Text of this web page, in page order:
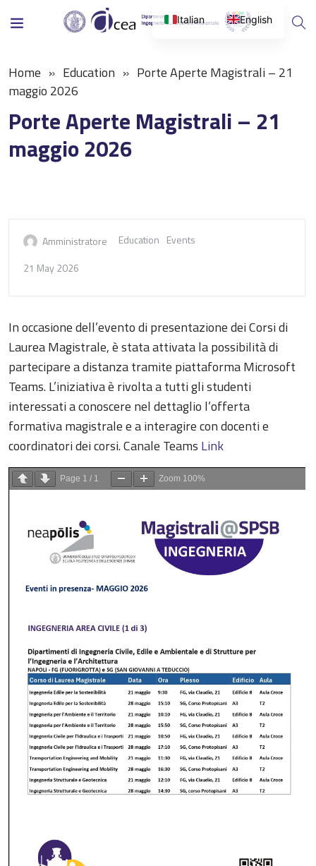
Home Education
Porte Aperte Magistrali – 21
maggio 2026
Porte Aperte Magistrali – 21
maggio 2026
Amministratore Education Events
21 May 2026
In occasione dell’evento di presentazione dei Corsi di
Laurea Magistrale, è stata attivata la possibilità di
partecipare a distanza tramite piattaforma Microsoft
Teams. L’iniziativa è rivolta a tutti gli studenti
interessati a conoscere nel dettaglio l’offerta
formativa magistrale e a interagire con docenti e
coordinatori dei corsi. Canale Teams Link
Page 1 / 1 Zoom 100%
Italian English